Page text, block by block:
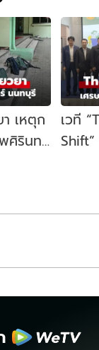
า เหตุก
พศิรินทร์
เวที